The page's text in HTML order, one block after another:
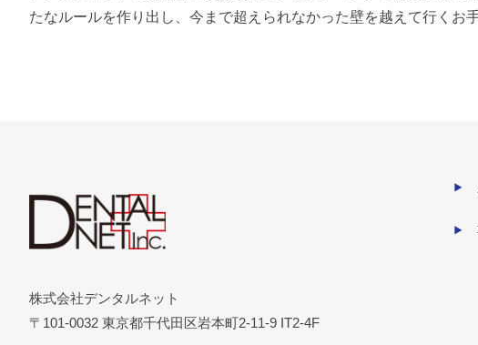
たなルールを作り出し、今まで超えられなかった壁を越えて行くお
株式会社デンタルネット
〒101-0032 東京都千代田区岩本町2-11-9 IT2-4F